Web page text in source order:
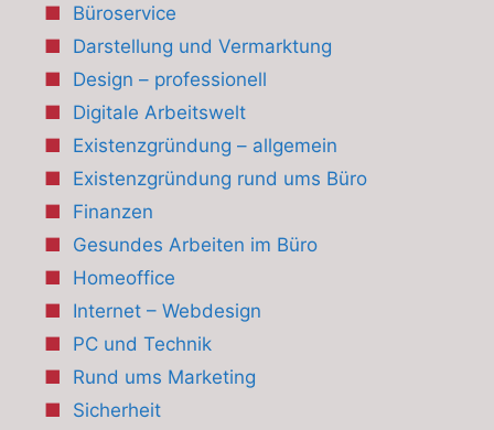
Büroservice
Darstellung und Vermarktung
Design – professionell
Digitale Arbeitswelt
Existenzgründung – allgemein
Existenzgründung rund ums Büro
Finanzen
Gesundes Arbeiten im Büro
Homeoffice
Internet – Webdesign
PC und Technik
Rund ums Marketing
Sicherheit